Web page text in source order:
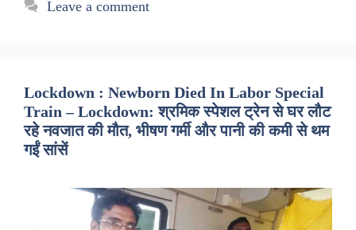
Leave a comment
Lockdown : Newborn Died In Labor Special
Train – Lockdown: श्रमिक स्पेशल ट्रेन से घर लौट
रहे नवजात की मौत, भीषण गर्मी और पानी की कमी से थम
गईं सांसें